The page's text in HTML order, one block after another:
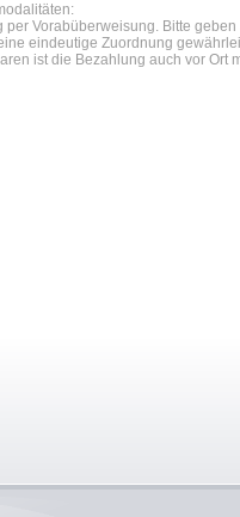
per Vorabüberweisung. Bitte
eindeutige Zuordnung
ist die Bezahlung auch vor Ort